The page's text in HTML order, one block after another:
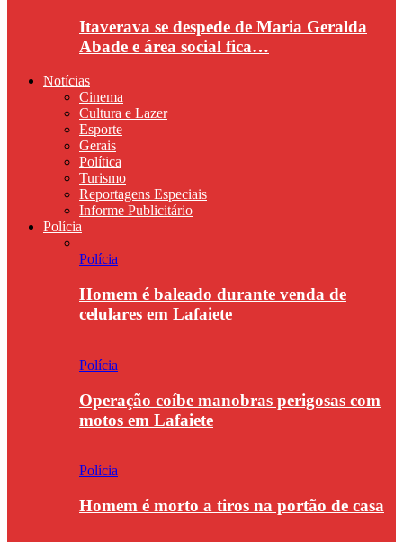
Itaverava se despede de Maria Geralda
Abade e área social fica…
Notícias
Cinema
Cultura e Lazer
Esporte
Gerais
Política
Turismo
Reportagens Especiais
Informe Publicitário
Polícia
Polícia
Homem é baleado durante venda de
celulares em Lafaiete
Polícia
Operação coíbe manobras perigosas com
motos em Lafaiete
Polícia
Homem é morto a tiros na portão de casa